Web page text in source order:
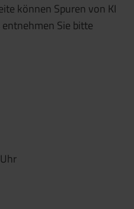
können Spuren von KI
Sie bitte